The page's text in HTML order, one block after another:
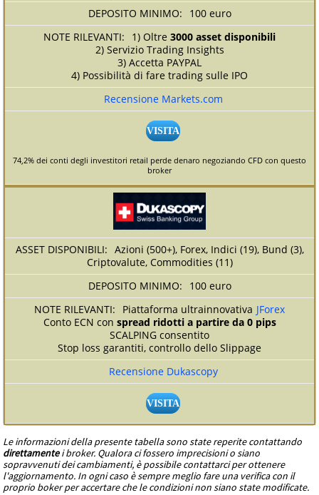
100 euro
1) Oltre 3000 asset disponibili
2) Servizio Trading Insights
3) Accetta PAYPAL
4) Possibilità di fare trading sulle IPO
Recensione Markets.com
VISITA
74,2% dei conti degli investitori retail perde denaro negoziando CFD con questo
broker
Azioni (500+), Forex, Indici (19), Bund (3),
Criptovalute, Commodities (11)
100 euro
Piattaforma ultrainnovativa JForex
Conto ECN con spread ridotti a partire da 0 pips
SCALPING consentito
Stop loss garantiti, controllo dello Slippage
Recensione Dukascopy
VISITA
Le informazioni della presente tabella sono state reperite contattando
direttamentei broker. Qualora ci fossero imprecisioni o siano
sopravvenuti dei cambiamenti, è possibile contattarci per ottenere
l'aggiornamento. In ogni caso è sempre meglio fare una verifica con il
proprio boker per accertare che le condizioni non siano state modificate.